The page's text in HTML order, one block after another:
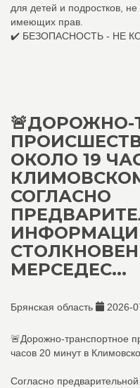
для детей и подростков,
имеющих прав.
✔️ БЕЗОПАСНОСТЬ - НЕ
🚨ДОРОЖНО-
ОКОЛО 19
СОГЛАСНО
МЕРСЕДЕС...
Брянская область 2026-
🚨Дорожно-транспортное
часов 20 минут в
Согласно